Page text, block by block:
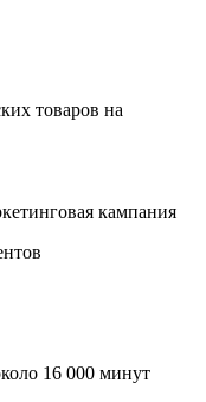
товаров на
кампания
16 000 минут